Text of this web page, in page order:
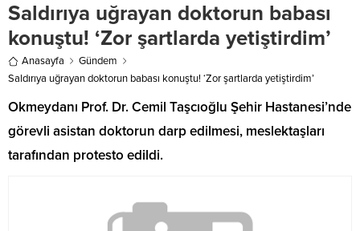
Saldırıya uğrayan doktorun babası
konuştu! ‘Zor şartlarda yetiştirdim’
Anasayfa
Gündem
Saldırıya uğrayan doktorun babası konuştu! ‘Zor şartlarda yetiştirdim’
Okmeydanı Prof. Dr. Cemil Taşcıoğlu Şehir Hastanesi’nde
görevli asistan doktorun darp edilmesi, meslektaşları
tarafından protesto edildi.